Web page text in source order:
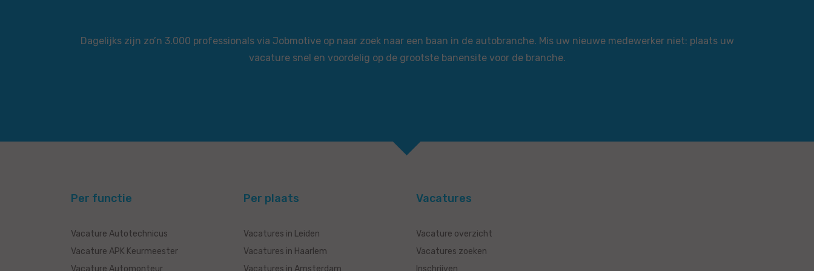
Dagelijks zijn zo’n 3.000 professionals via Jobmotive op naar zoek naar een baan in de autobranche. Mis uw nieuwe medewerker niet: plaats uw
vacature snel en voordelig op de grootste banensite voor de branche.
Per functie
Vacature Autotechnicus
Vacature APK Keurmeester
Per plaats
Vacatures in Leiden
Vacatures in Haarlem
Vacatures
Vacature overzicht
Vacatures zoeken